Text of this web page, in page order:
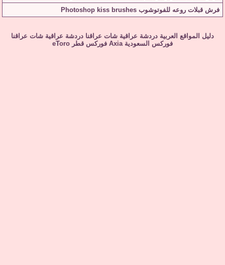
فرش قبلات روعه للفوتوشوب Photoshop kiss brushes
دليل المواقع العربية دردشة عراقية شات عراقنا دردشة عراقية شات عراقنا
فوركس السعودية Axia فوركس قطر eToro